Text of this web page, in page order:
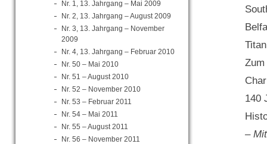
Nr. 1, 13. Jahrgang – Mai 2009
Nr. 2, 13. Jahrgang – August 2009
Nr. 3, 13. Jahrgang – November
2009
Nr. 4, 13. Jahrgang – Februar 2010
Nr. 50 – Mai 2010
Nr. 51 – August 2010
Nr. 52 – November 2010
Nr. 53 – Februar 2011
Nr. 54 – Mai 2011
Nr. 55 – August 2011
Nr. 56 – November 2011
140
–